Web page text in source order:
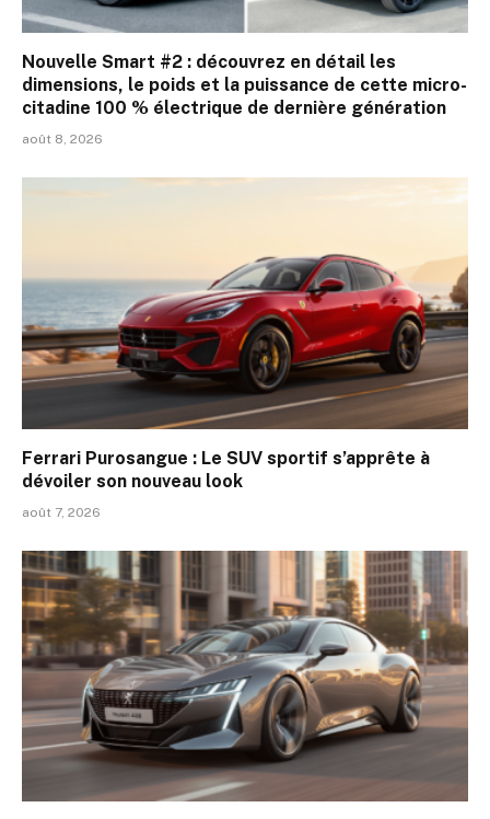
Nouvelle Smart #2 : découvrez en détail les
dimensions, le poids et la puissance de cette micro-
citadine 100 % électrique de dernière génération
août 8, 2026
Ferrari Purosangue : Le SUV sportif s’apprête à
dévoiler son nouveau look
août 7, 2026